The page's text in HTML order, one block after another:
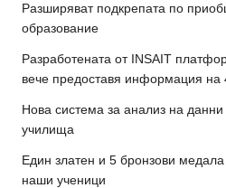
Разширяват подкрепата по
образование
Разработената от INSAIT
вече предоставя информация на
Нова система за анализ на данни
училища
Един златен и 5 бронзови
наши ученици